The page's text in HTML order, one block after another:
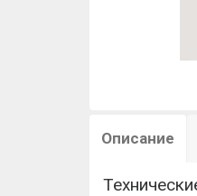
Описание